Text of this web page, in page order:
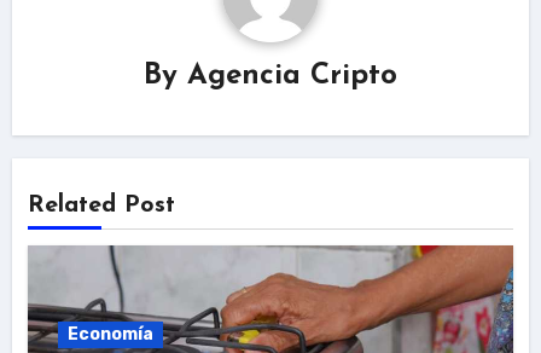
By Agencia Cripto
Related Post
Economía